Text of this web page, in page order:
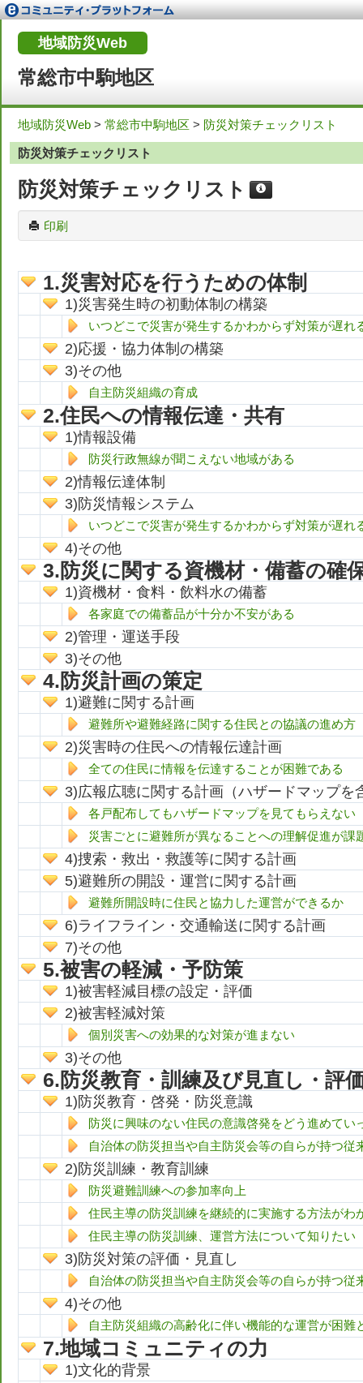
常総市中駒地区
地域防災Web
地域防災Web > 常総市中駒地区 > 防災対策チェックリスト
防災対策チェックリスト
防災対策チェックリスト
印刷
災害対応を行うための体制
災害発生時の初動体制の構築
いつどこで災害が発生するかわからず対策が遅れ
応援・協力体制の構築
その他
自主防災組織の育成
住民への情報伝達・共有
情報設備
防災行政無線が聞こえない地域がある
情報伝達体制
防災情報システム
いつどこで災害が発生するかわからず対策が遅れ
その他
防災に関する資機材・備蓄の確
資機材・食料・飲料水の備蓄
各家庭での備蓄品が十分か不安がある
管理・運送手段
その他
防災計画の策定
避難に関する計画
避難所や避難経路に関する住民との協議の進め方
災害時の住民への情報伝達計画
全ての住民に情報を伝達することが困難である
広報広聴に関する計画（ハザードマップを
各戸配布してもハザードマップを見てもらえない
災害ごとに避難所が異なることへの理解促進が課
捜索・救出・救護等に関する計画
避難所の開設・運営に関する計画
避難所開設時に住民と協力した運営ができるか
ライフライン・交通輸送に関する計画
その他
被害の軽減・予防策
被害軽減目標の設定・評価
被害軽減対策
個別災害への効果的な対策が進まない
その他
防災教育・訓練及び見直し・評
防災教育・啓発・防災意識
防災に興味のない住民の意識啓発をどう進めてい
自治体の防災担当や自主防災会等の自らが持つ
防災訓練・教育訓練
防災避難訓練への参加率向上
住民主導の防災訓練を継続的に実施する方法がわ
住民主導の防災訓練、運営方法について知りたい
防災対策の評価・見直し
自治体の防災担当や自主防災会等の自らが持つ
その他
自主防災組織の高齢化に伴い機能的な運営が困難
地域コミュニティの力
文化的背景